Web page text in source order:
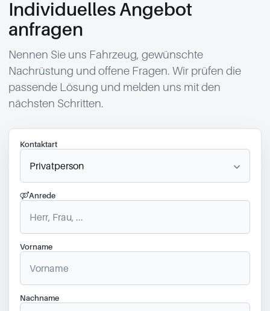
Individuelles Angebot
anfragen
Nennen Sie uns Fahrzeug, gewünschte
Nachrüstung und offene Fragen. Wir prüfen die
passende Lösung und melden uns mit den
nächsten Schritten.
Kontaktart
Anrede
Vorname
Nachname